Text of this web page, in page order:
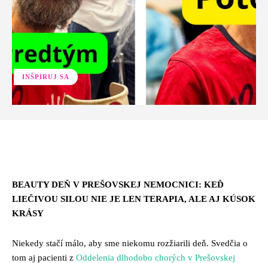
INŠPIRUJ SA
BEAUTY DEŇ V PREŠOVSKEJ NEMOCNICI: KEĎ
LIEČIVOU SILOU NIE JE LEN TERAPIA, ALE AJ KÚSOK
KRÁSY
Niekedy stačí málo, aby sme niekomu rozžiarili deň. Svedčia o
tom aj pacienti z Oddelenia dlhodobo chorých v Prešovskej